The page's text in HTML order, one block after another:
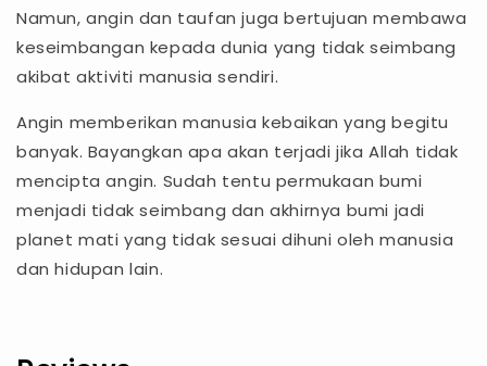
Namun, angin dan taufan juga bertujuan membawa
keseimbangan kepada dunia yang tidak seimbang
akibat aktiviti manusia sendiri.
Angin memberikan manusia kebaikan yang begitu
banyak. Bayangkan apa akan terjadi jika Allah tidak
mencipta angin. Sudah tentu permukaan bumi
menjadi tidak seimbang dan akhirnya bumi jadi
planet mati yang tidak sesuai dihuni oleh manusia
dan hidupan lain.